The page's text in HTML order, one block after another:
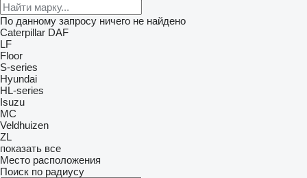
По данному запросу ничего не найдено
Caterpillar DAF
LF
Floor
S-series
Hyundai
HL-series
Isuzu
MC
Veldhuizen
ZL
показать все
Место расположения
Поиск по радиусу